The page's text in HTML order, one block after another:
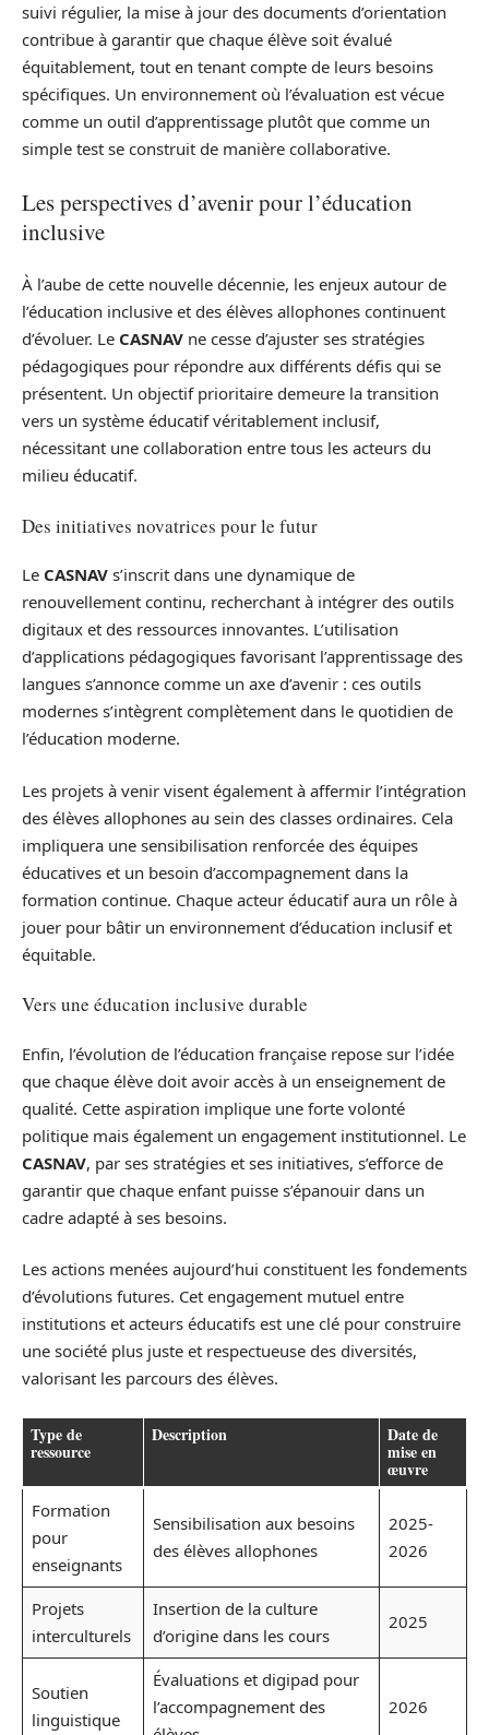
suivi régulier, la mise à jour des documents d’orientation
contribue à garantir que chaque élève soit évalué
équitablement, tout en tenant compte de leurs besoins
spécifiques. Un environnement où l’évaluation est vécue
comme un outil d’apprentissage plutôt que comme un
simple test se construit de manière collaborative.
Les perspectives d’avenir pour l’éducation
inclusive
À l’aube de cette nouvelle décennie, les enjeux autour de
l’éducation inclusive et des élèves allophones continuent
d’évoluer. Le CASNAV ne cesse d’ajuster ses stratégies
pédagogiques pour répondre aux différents défis qui se
présentent. Un objectif prioritaire demeure la transition
vers un système éducatif véritablement inclusif,
nécessitant une collaboration entre tous les acteurs du
milieu éducatif.
Des initiatives novatrices pour le futur
Le CASNAV s’inscrit dans une dynamique de
renouvellement continu, recherchant à intégrer des outils
digitaux et des ressources innovantes. L’utilisation
d’applications pédagogiques favorisant l’apprentissage des
langues s’annonce comme un axe d’avenir : ces outils
modernes s’intègrent complètement dans le quotidien de
l’éducation moderne.
Les projets à venir visent également à affermir l’intégration
des élèves allophones au sein des classes ordinaires. Cela
impliquera une sensibilisation renforcée des équipes
éducatives et un besoin d’accompagnement dans la
formation continue. Chaque acteur éducatif aura un rôle à
jouer pour bâtir un environnement d’éducation inclusif et
équitable.
Vers une éducation inclusive durable
Enfin, l’évolution de l’éducation française repose sur l’idée
que chaque élève doit avoir accès à un enseignement de
qualité. Cette aspiration implique une forte volonté
politique mais également un engagement institutionnel. Le
CASNAV, par ses stratégies et ses initiatives, s’efforce de
garantir que chaque enfant puisse s’épanouir dans un
cadre adapté à ses besoins.
Les actions menées aujourd’hui constituent les fondements
d’évolutions futures. Cet engagement mutuel entre
institutions et acteurs éducatifs est une clé pour construire
une société plus juste et respectueuse des diversités,
valorisant les parcours des élèves.
Type de
ressource
Description Date de
mise en
œuvre
Formation
pour
enseignants
Sensibilisation aux besoins
des élèves allophones
2025-
2026
Projets
interculturels
Insertion de la culture
d’origine dans les cours
2025
Soutien
linguistique
Évaluations et digipad pour
l’accompagnement des
2026